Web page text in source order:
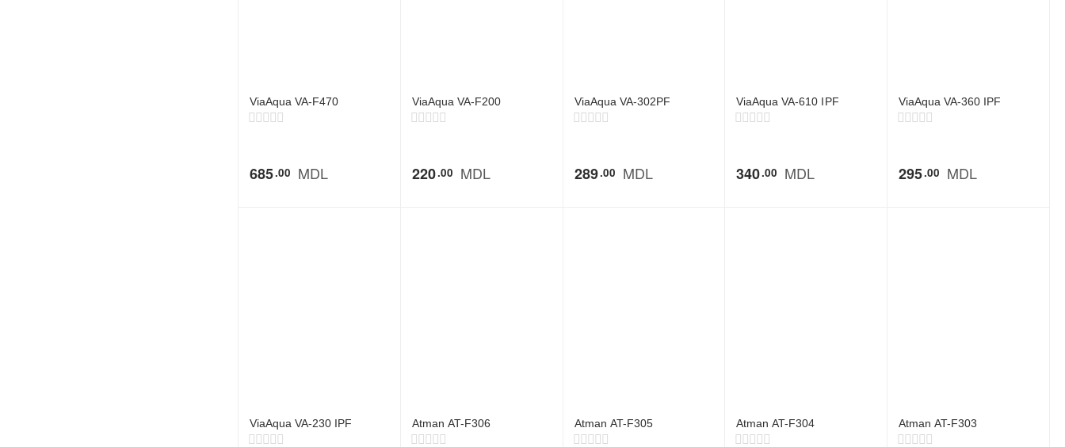
ViaAqua VA-F470
685 00 MDL
ViaAqua VA-F200
220 00 MDL
ViaAqua VA-302PF
289 00 MDL
ViaAqua VA-610 IPF
340 00 MDL
ViaAqua VA-360 IPF
295 00 MDL
ViaAqua VA-230 IPF Atman AT-F306 Atman AT-F305 Atman AT-F304 Atman AT-F303